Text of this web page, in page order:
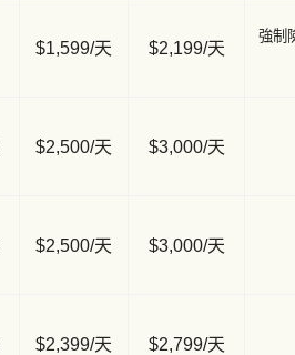
$1,599/天 $2,199/天
強制
$2,500/天 $3,000/天
$2,500/天 $3,000/天
$2,399/天 $2,799/天